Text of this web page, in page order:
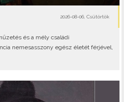
2026-08-06, Csütörtök
és a mély családi
nemesasszony egész életét férjével,